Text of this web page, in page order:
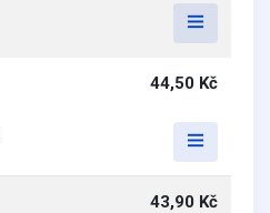
44,50 Kč
43,90 Kč